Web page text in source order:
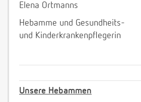
Elena Ortmanns
Hebamme und Gesundheits-
und Kinderkrankenpflegerin
Unsere Hebammen